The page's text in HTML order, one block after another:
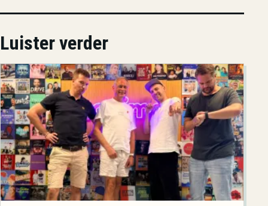
Luister verder